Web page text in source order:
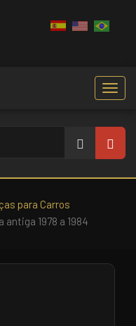
para Carros
1978 a 1984